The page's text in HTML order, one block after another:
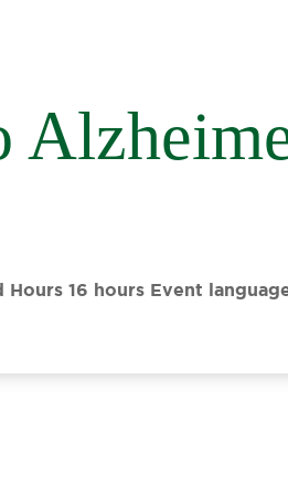
16 hours Event